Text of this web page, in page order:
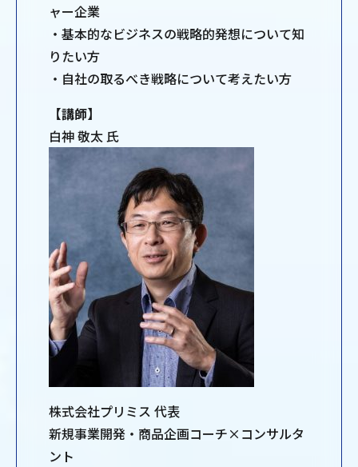
ャー企業
・基本的なビジネスの戦略的発想について知
りたい方
・自社の取るべき戦略について考えたい方
【講師】
白神 敬太 氏
株式会社プリミス 代表
新規事業開発・商品企画コーチ×コンサルタ
ント